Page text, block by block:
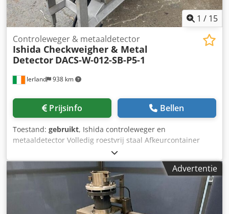
1 / 15
Ierland 938 km
Controleweger & metaaldetector
Ishida Checkweigher & Metal
Detector DACS-W-012-SB-P5-1
Prijsinfo Bellen
Toestand: gebruikt, Ishida controleweger en
metaaldetector Volledig roestvrij staal Afkeurcontainer
Weegbereik: 0 tot 1200 gram Dsdpfx Asxtfymjngock 240
volt
Advertentie